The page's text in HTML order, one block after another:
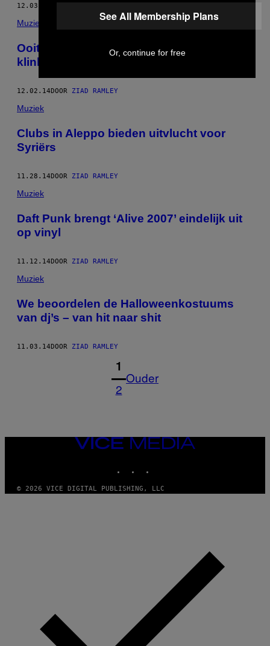
12.03.14
Muziek
Ooit afgevraagd hoe Mongoolse dance
klinkt? Maak kennis met Araatan
12.02.14DOOR ZIAD RAMLEY
Muziek
Clubs in Aleppo bieden uitvlucht voor
Syriërs
11.28.14DOOR ZIAD RAMLEY
Muziek
Daft Punk brengt ‘Alive 2007’ eindelijk uit
op vinyl
11.12.14DOOR ZIAD RAMLEY
Muziek
We beoordelen de Halloweenkostuums
van dj’s – van hit naar shit
11.03.14DOOR ZIAD RAMLEY
1
2
Ouder
VICE
MEDIA
© 2026 VICE DIGITAL PUBLISHING, LLC
See All Membership Plans
Or, continue for free